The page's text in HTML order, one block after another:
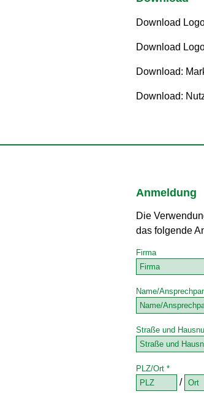
Download
Download
Download:
Download:
Anmeldung
Die
das folgende
Firma
Name/
Straße und
PLZ/Ort *
/